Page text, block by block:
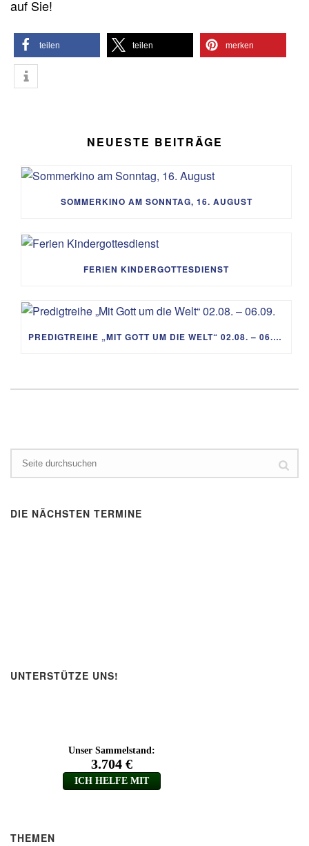
auf Sie!
teilen teilen merken
NEUESTE BEITRÄGE
SOMMERKINO AM SONNTAG, 16. AUGUST
FERIEN KINDERGOTTESDIENST
PREDIGTREIHE „MIT GOTT UM DIE WELT“ 02.08. – 06.09.
DIE NÄCHSTEN TERMINE
UNTERSTÜTZE UNS!
THEMEN